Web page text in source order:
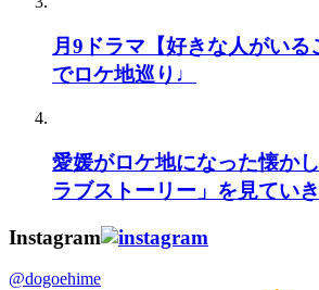
月9ドラマ【好きな人がい
でロケ地巡り♩
愛媛がロケ地になった懐か
ラブストーリー」を見てい
Instagram
@dogoehime